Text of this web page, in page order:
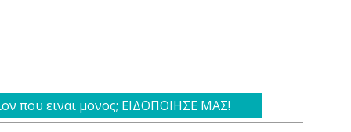
που ειναι μονος; ΕΙΔΟΠΟΙΗΣΕ ΜΑΣ!